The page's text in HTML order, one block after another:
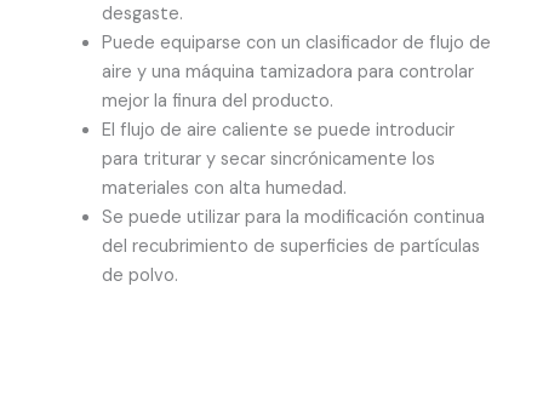
desgaste.
Puede equiparse con un clasificador de flujo de
aire y una máquina tamizadora para controlar
mejor la finura del producto.
El flujo de aire caliente se puede introducir
para triturar y secar sincrónicamente los
materiales con alta humedad.
Se puede utilizar para la modificación continua
del recubrimiento de superficies de partículas
de polvo.